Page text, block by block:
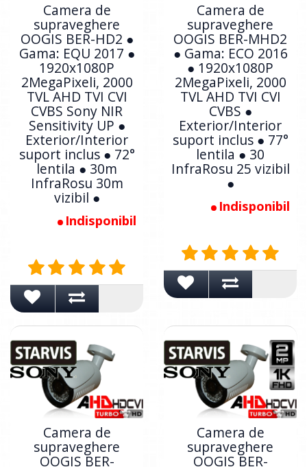
Camera de
supraveghere
OOGIS BER-HD2 ●
Gama: EQU 2017 ●
1920x1080P
2MegaPixeli, 2000
TVL AHD TVI CVI
CVBS Sony NIR
Sensitivity UP ●
Exterior/Interior
suport inclus ● 72°
lentila ● 30m
InfraRosu 30m
vizibil ●
Indisponibil
Camera de
supraveghere
OOGIS BER-MHD2
● Gama: ECO 2016
● 1920x1080P
2MegaPixeli, 2000
TVL AHD TVI CVI
CVBS ●
Exterior/Interior
suport inclus ● 77°
lentila ● 30
InfraRosu 25 vizibil
●
Indisponibil
Camera de
supraveghere
OOGIS BER-
Camera de
supraveghere
OOGIS BER-